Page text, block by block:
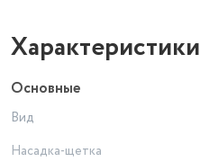
Характеристики
Основные
Вид
Насадка-щетка